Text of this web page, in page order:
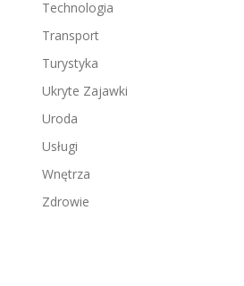
Technologia
Transport
Turystyka
Ukryte Zajawki
Uroda
Usługi
Wnętrza
Zdrowie